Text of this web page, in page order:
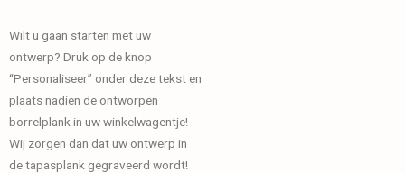
Wilt u gaan starten met uw
ontwerp? Druk op de knop
“Personaliseer” onder deze tekst en
plaats nadien de ontworpen
borrelplank in uw winkelwagentje!
Wij zorgen dan dat uw ontwerp in
de tapasplank gegraveerd wordt!